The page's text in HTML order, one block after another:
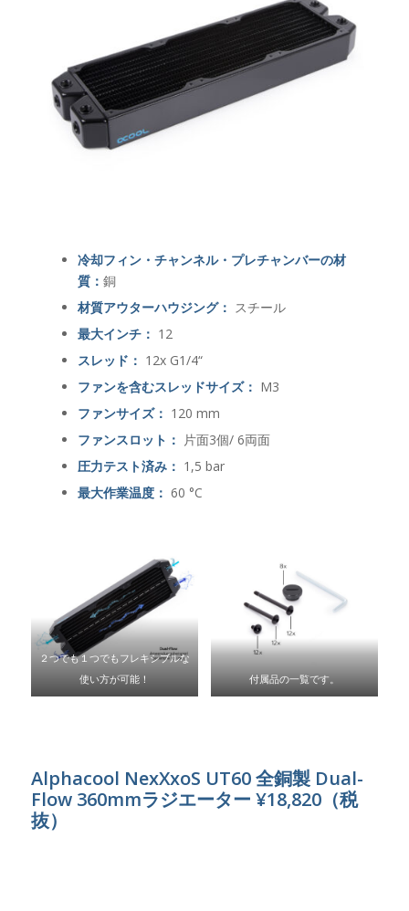
冷却フィン・チャンネル・プレチャンバーの材
質：銅
材質アウターハウジング： スチール
最大インチ： 12
スレッド： 12x G1/4“
ファンを含むスレッドサイズ： M3
ファンサイズ： 120 mm
ファンスロット：
片面3個/ 6両面
圧力テスト済み： 1,5 bar
最大作業温度： 60 °C
２つでも１つでもフレキシブルな
使い方が可能！
付属品の一覧です。
Alphacool NexXxoS UT60 全銅製 Dual-
Flow 360mmラジエーター ¥18,820（税
抜）